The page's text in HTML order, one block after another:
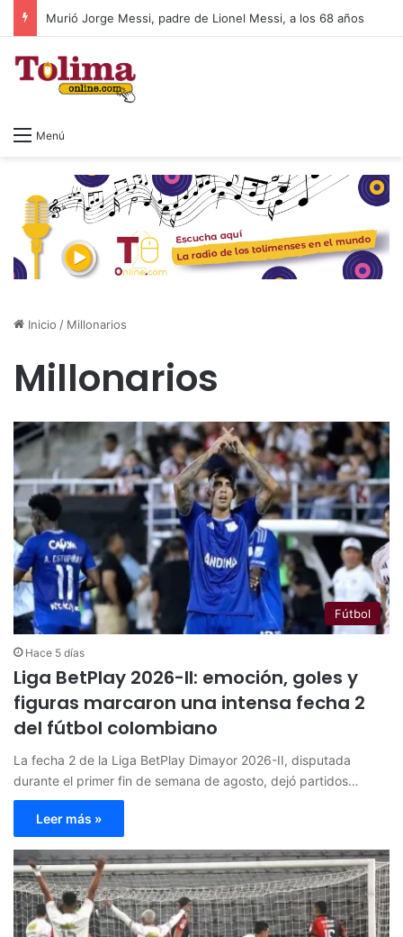
Murió Jorge Messi, padre de Lionel Messi, a los 68 años
Menú
Inicio / Millonarios
Millonarios
Fútbol
Hace 5 días
Liga BetPlay 2026-II: emoción, goles y
figuras marcaron una intensa fecha 2
del fútbol colombiano
La fecha 2 de la Liga BetPlay Dimayor 2026-II, disputada
durante el primer fin de semana de agosto, dejó partidos…
Leer más »